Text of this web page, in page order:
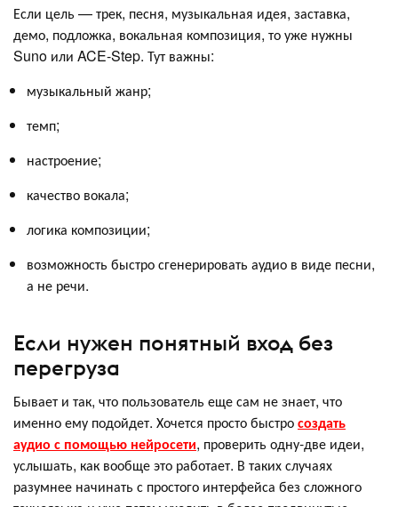
Если цель — трек, песня, музыкальная идея, заставка,
демо, подложка, вокальная композиция, то уже нужны
Suno или ACE-Step. Тут важны:
музыкальный жанр;
темп;
настроение;
качество вокала;
логика композиции;
возможность быстро сгенерировать аудио в виде песни,
а не речи.
Если нужен понятный вход без
перегруза
Бывает и так, что пользователь еще сам не знает, что
именно ему подойдет. Хочется просто быстросоздать
аудио с помощью нейросети, проверить одну-две идеи,
услышать, как вообще это работает. В таких случаях
разумнее начинать с простого интерфейса без сложного